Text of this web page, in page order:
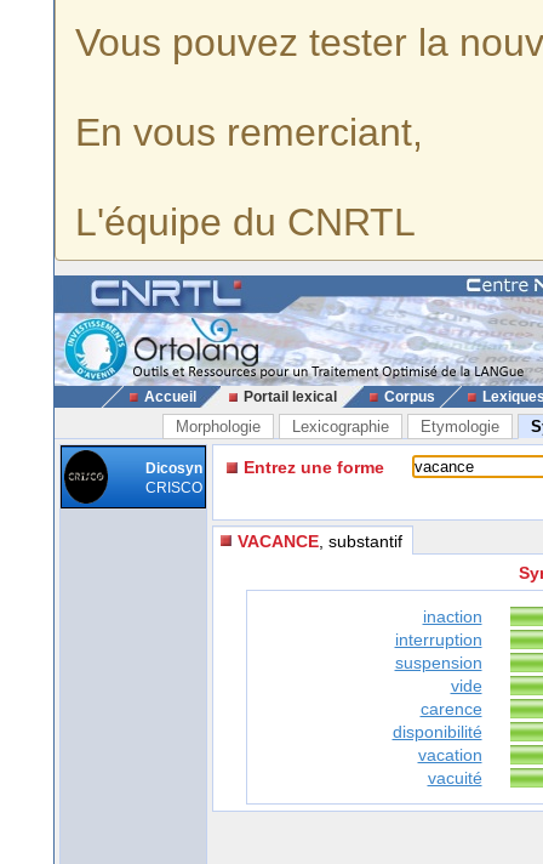
Vous pouvez tester la
En vous remerciant,
L'équipe du CNRTL
Accueil Portail lexical Corpus
Morphologie Lexicographie Etymologie
Dicosyn
CRISCO
Entrez une forme
VACANCE , substantif
inaction
interruption
suspension
vide
carence
disponibilité
vacation
vacuité